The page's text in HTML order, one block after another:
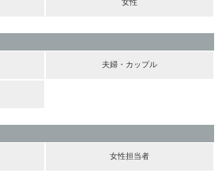
女性
夫婦・カップル
女性担当者